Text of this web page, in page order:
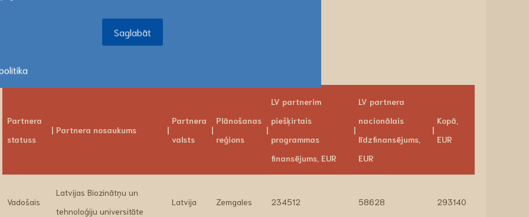
Saglabāt
Partnera
statuss
Partnera nosaukums
Partnera
valsts
Plānošanas
reģions
LV partnerim
piešķirtais
programmas
finansējums, EUR
LV partnera
nacionālais
līdzfinansējums,
EUR
Kopā,
EUR
Vadošais
Latvijas Biozinātņu un
tehnoloģiju universitāte
Latvija Zemgales 234512 58628 293140
Saglabāt